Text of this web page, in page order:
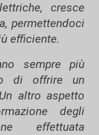
cresce
permettendoci
efficiente.
sempre più
di offrire un
altro aspetto
degli
effettuata